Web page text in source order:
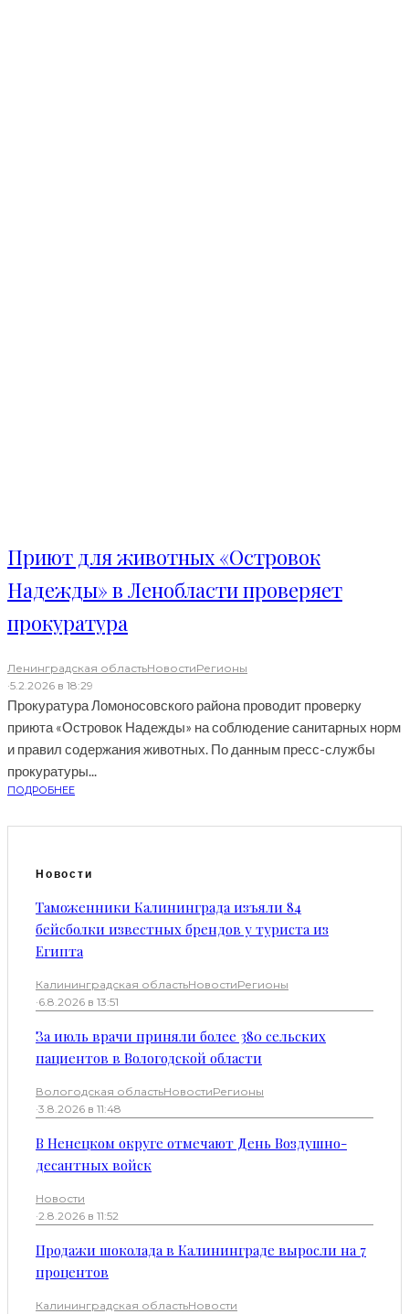
Приют для животных «Островок
Надежды» в Ленобласти проверяет
прокуратура
Ленинградская областьНовостиРегионы
·5.2.2026 в 18:29
Прокуратура Ломоносовского района проводит проверку
приюта «Островок Надежды» на соблюдение санитарных норм
и правил содержания животных. По данным пресс-службы
прокуратуры...
ПОДРОБНЕЕ
Новости
Таможенники Калининграда изъяли 84
бейсболки известных брендов у туриста из
Египта
Калининградская областьНовостиРегионы
·6.8.2026 в 13:51
За июль врачи приняли более 380 сельских
пациентов в Вологодской области
Вологодская областьНовостиРегионы
·3.8.2026 в 11:48
В Ненецком округе отмечают День Воздушно-
десантных войск
Новости
·2.8.2026 в 11:52
Продажи шоколада в Калининграде выросли на 7
процентов
Калининградская областьНовости